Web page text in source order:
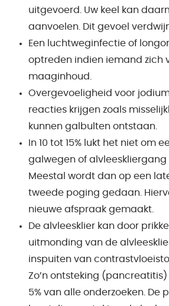
uitgevoerd. Uw keel kan
aanvoelen. Dit gevoel
Een luchtweginfectie of
optreden indien iemand zich
maaginhoud.
Overgevoeligheid voor
reacties krijgen zoals
kunnen galbulten ontstaan.
In 10 tot 15% lukt het niet om
galwegen of
Meestal wordt dan op een
tweede poging gedaan.
nieuwe afspraak gemaakt.
De alvleesklier kan door
uitmonding van de
inspuiten van
Zo’n ontsteking
5% van alle onderzoeken. De